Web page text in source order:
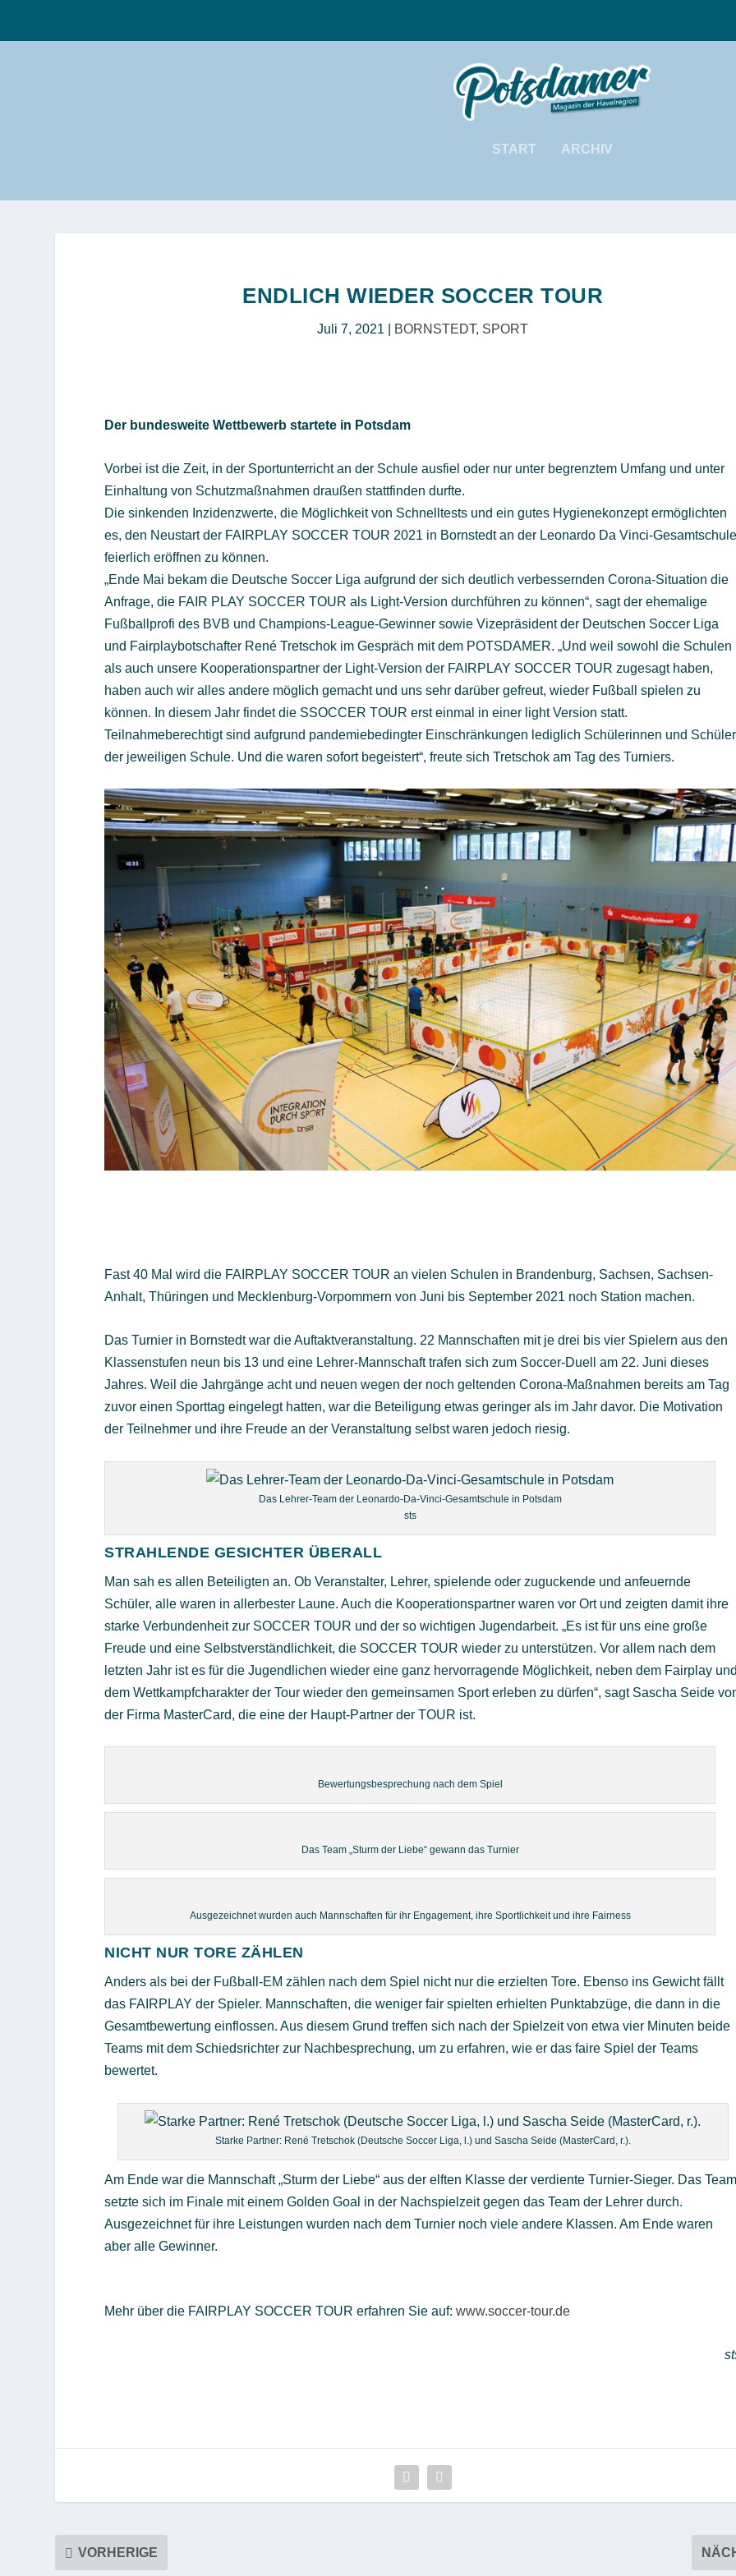
START ARCHIV
ENDLICH WIEDER SOCCER TOUR
Juli 7, 2021 BORNSTEDT, SPORT
Der bundesweite Wettbewerb startete in Potsdam
Vorbei ist die Zeit, in der Sportunterricht an der Schule ausfiel oder nur unter begrenztem Umfang und unter
Einhaltung von Schutzmaßnahmen draußen stattfinden durfte.
Die sinkenden Inzidenzwerte, die Möglichkeit von Schnelltests und ein gutes Hygienekonzept ermöglichten
es, den Neustart der FAIRPLAY SOCCER TOUR 2021 in Bornstedt an der Leonardo Da Vinci-
feierlich eröffnen zu können.
„Ende Mai bekam die Deutsche Soccer Liga aufgrund der sich deutlich verbessernden Corona-Situation die
Anfrage, die FAIR PLAY SOCCER TOUR als Light-Version durchführen zu können“, sagt der ehemalige
Fußballprofi des BVB und Champions-League-Gewinner sowie Vizepräsident der Deutschen Soccer Liga
und Fairplaybotschafter René Tretschok im Gespräch mit dem POTSDAMER. „Und weil sowohl die Schulen
als auch unsere Kooperationspartner der Light-Version der FAIRPLAY SOCCER TOUR zugesagt haben,
haben auch wir alles andere möglich gemacht und uns sehr darüber gefreut, wieder Fußball spielen zu
können. In diesem Jahr findet die SSOCCER TOUR erst einmal in einer light Version statt.
Teilnahmeberechtigt sind aufgrund pandemiebedingter Einschränkungen lediglich Schülerinnen und Schüler
der jeweiligen Schule. Und die waren sofort begeistert“, freute sich Tretschok am Tag des Turniers.
Fast 40 Mal wird die FAIRPLAY SOCCER TOUR an vielen Schulen in Brandenburg, Sachsen, Sachsen-
Anhalt, Thüringen und Mecklenburg-Vorpommern von Juni bis September 2021 noch Station machen.
Das Turnier in Bornstedt war die Auftaktveranstaltung. 22 Mannschaften mit je drei bis vier Spielern aus den
Klassenstufen neun bis 13 und eine Lehrer-Mannschaft trafen sich zum Soccer-Duell am 22. Juni dieses
Jahres. Weil die Jahrgänge acht und neuen wegen der noch geltenden Corona-Maßnahmen bereits am Tag
zuvor einen Sporttag eingelegt hatten, war die Beteiligung etwas geringer als im Jahr davor. Die Motivation
der Teilnehmer und ihre Freude an der Veranstaltung selbst waren jedoch riesig.
Das Lehrer-Team der Leonardo-Da-Vinci-Gesamtschule in Potsdam
sts
STRAHLENDE GESICHTER ÜBERALL
Man sah es allen Beteiligten an. Ob Veranstalter, Lehrer, spielende oder zuguckende und anfeuernde
Schüler, alle waren in allerbester Laune. Auch die Kooperationspartner waren vor Ort und zeigten damit ihre
starke Verbundenheit zur SOCCER TOUR und der so wichtigen Jugendarbeit. „Es ist für uns eine große
Freude und eine Selbstverständlichkeit, die SOCCER TOUR wieder zu unterstützen. Vor allem nach dem
letzten Jahr ist es für die Jugendlichen wieder eine ganz hervorragende Möglichkeit, neben dem Fairplay
dem Wettkampfcharakter der Tour wieder den gemeinsamen Sport erleben zu dürfen“, sagt Sascha Seide
der Firma MasterCard, die eine der Haupt-Partner der TOUR ist.
Bewertungsbesprechung nach dem Spiel
Das Team „Sturm der Liebe“ gewann das Turnier
Ausgezeichnet wurden auch Mannschaften für ihr Engagement, ihre Sportlichkeit und ihre Fairness
NICHT NUR TORE ZÄHLEN
Anders als bei der Fußball-EM zählen nach dem Spiel nicht nur die erzielten Tore. Ebenso ins Gewicht fällt
das FAIRPLAY der Spieler. Mannschaften, die weniger fair spielten erhielten Punktabzüge, die dann in die
Gesamtbewertung einflossen. Aus diesem Grund treffen sich nach der Spielzeit von etwa vier Minuten beide
Teams mit dem Schiedsrichter zur Nachbesprechung, um zu erfahren, wie er das faire Spiel der Teams
bewertet.
Starke Partner: René Tretschok (Deutsche Soccer Liga, l.) und Sascha Seide (MasterCard, r.).
Am Ende war die Mannschaft „Sturm der Liebe“ aus der elften Klasse der verdiente Turnier-Sieger. Das
setzte sich im Finale mit einem Golden Goal in der Nachspielzeit gegen das Team der Lehrer durch.
Ausgezeichnet für ihre Leistungen wurden nach dem Turnier noch viele andere Klassen. Am Ende waren
aber alle Gewinner.
Mehr über die FAIRPLAY SOCCER TOUR erfahren Sie auf:www.soccer-tour.de
VORHERIGE